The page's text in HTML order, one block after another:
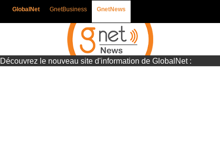
GlobalNet GnetBusiness GnetNews
Découvrez le nouveau site d'information de GlobalNet :